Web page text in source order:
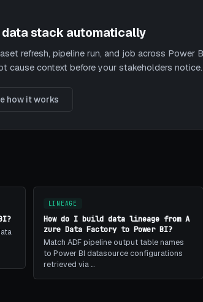
data stack automatically
refresh, pipeline run, and job across Power
cause context before your stakeholders notice.
how it works
LINEAGE
How do I build data lineage from A
zure Data Factory to Power BI?
Match ADF pipeline output table names
to Power BI datasource configurations
retrieved via …